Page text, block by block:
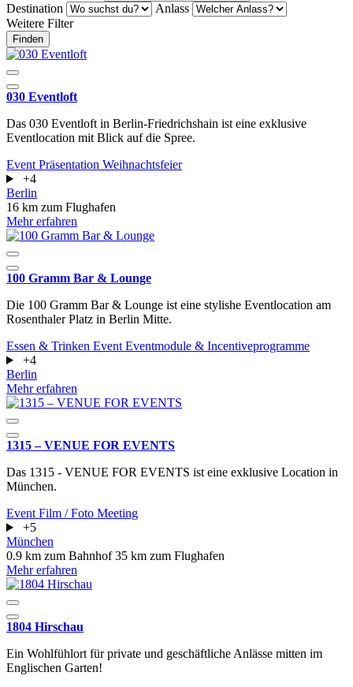
Destination
Anlass
Weitere Filter
Finden
030 Eventloft
Das 030 Eventloft in Berlin-Friedrichshain ist eine exklusive
Eventlocation mit Blick auf die Spree.
Event Präsentation Weihnachtsfeier
+4
Berlin
16 km zum Flughafen
Mehr erfahren
100 Gramm Bar & Lounge
Die 100 Gramm Bar & Lounge ist eine stylishe Eventlocation am
Rosenthaler Platz in Berlin Mitte.
Essen & Trinken Event Eventmodule & Incentiveprogramme
+4
Berlin
Mehr erfahren
1315 – VENUE FOR EVENTS
Das 1315 - VENUE FOR EVENTS ist eine exklusive Location in
München.
Event Film / Foto Meeting
+5
München
0.9 km zum Bahnhof35 km zum Flughafen
Mehr erfahren
1804 Hirschau
Ein Wohlfühlort für private und geschäftliche Anlässe mitten im
Englischen Garten!